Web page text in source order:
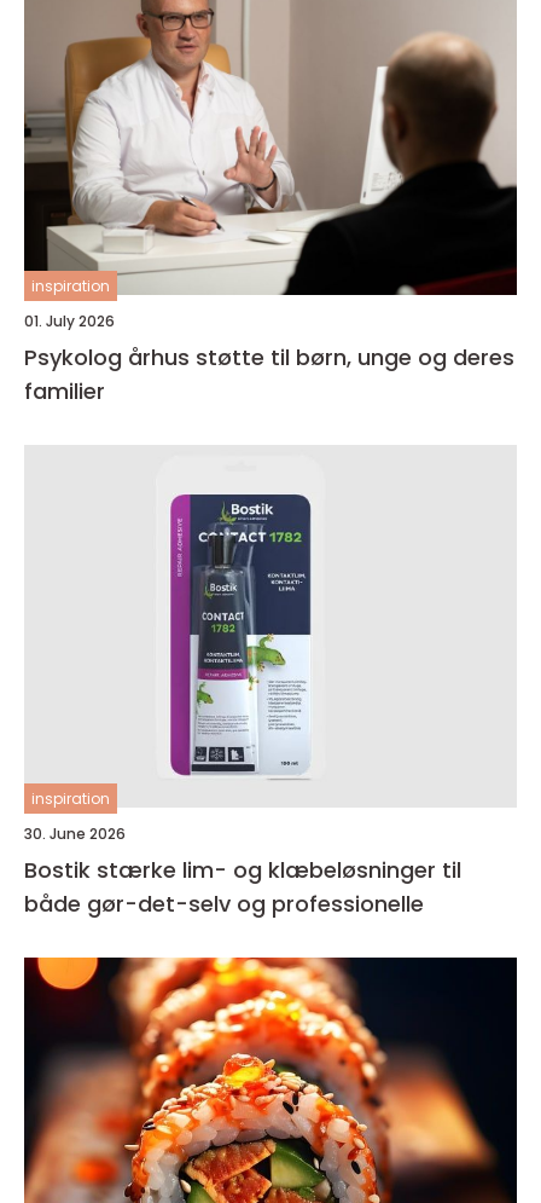
inspiration
01. July 2026
Psykolog århus støtte til børn, unge og deres
familier
inspiration
30. June 2026
Bostik stærke lim- og klæbeløsninger til
både gør-det-selv og professionelle